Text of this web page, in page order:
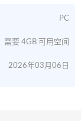
PC
需要 4GB 可用空间
2026年03月06日